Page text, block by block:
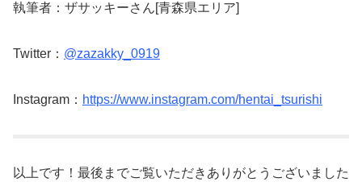
執筆者：ザサッキーさん[青森県エリア]
Twitter： @zazakky_0919
Instagram： https://www.instagram.com/hentai_tsurishi
以上です！最後までご覧いただきありがとうございました